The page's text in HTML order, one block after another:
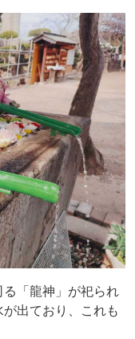
「龍神」が祀られ
出ており、これも